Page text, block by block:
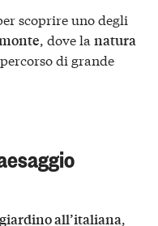
scoprire uno degli
, dove la natura
di grande
giardino all’italiana,